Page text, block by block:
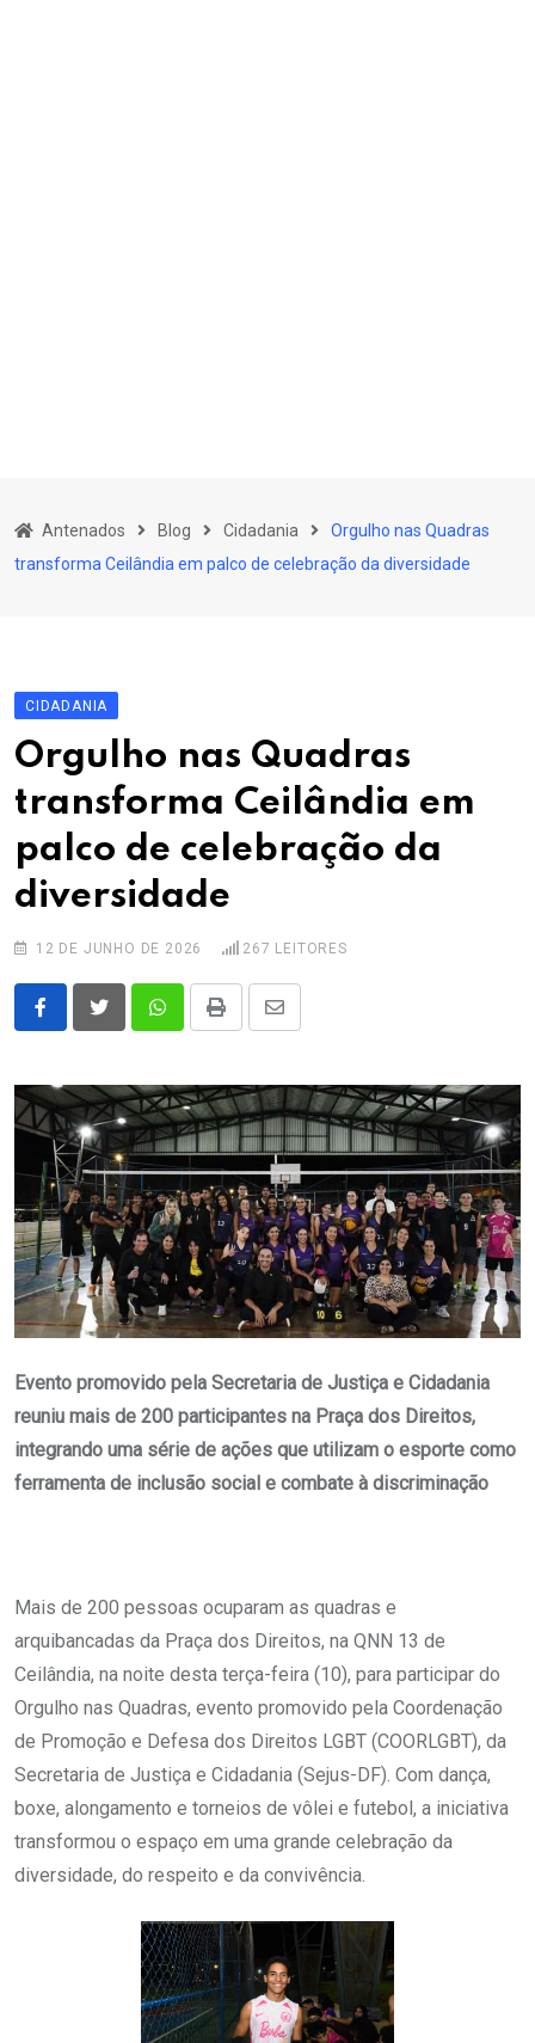
to
content
Antenados Blog Cidadania
Orgulho nas Quadras
transforma Ceilândia em palco de celebração da diversidade
CIDADANIA
Orgulho nas Quadras
transforma Ceilândia em
palco de celebração da
diversidade
12 DE JUNHO DE 2026 267 LEITORES
WhatsappPrint
Share
Email
Evento promovido pela Secretaria de Justiça e Cidadania
reuniu mais de 200 participantes na Praça dos Direitos,
integrando uma série de ações que utilizam o esporte como
ferramenta de inclusão social e combate à discriminação
Mais de 200 pessoas ocuparam as quadras e
arquibancadas da Praça dos Direitos, na QNN 13 de
Ceilândia, na noite desta terça-feira (10), para participar do
Orgulho nas Quadras, evento promovido pela Coordenação
de Promoção e Defesa dos Direitos LGBT (COORLGBT), da
Secretaria de Justiça e Cidadania (Sejus-DF). Com dança,
boxe, alongamento e torneios de vôlei e futebol, a iniciativa
transformou o espaço em uma grande celebração da
diversidade, do respeito e da convivência.